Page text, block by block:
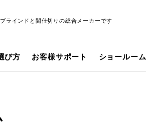
ラインドと間仕切りの総合メーカーです
び方 お客様サポート ショールーム